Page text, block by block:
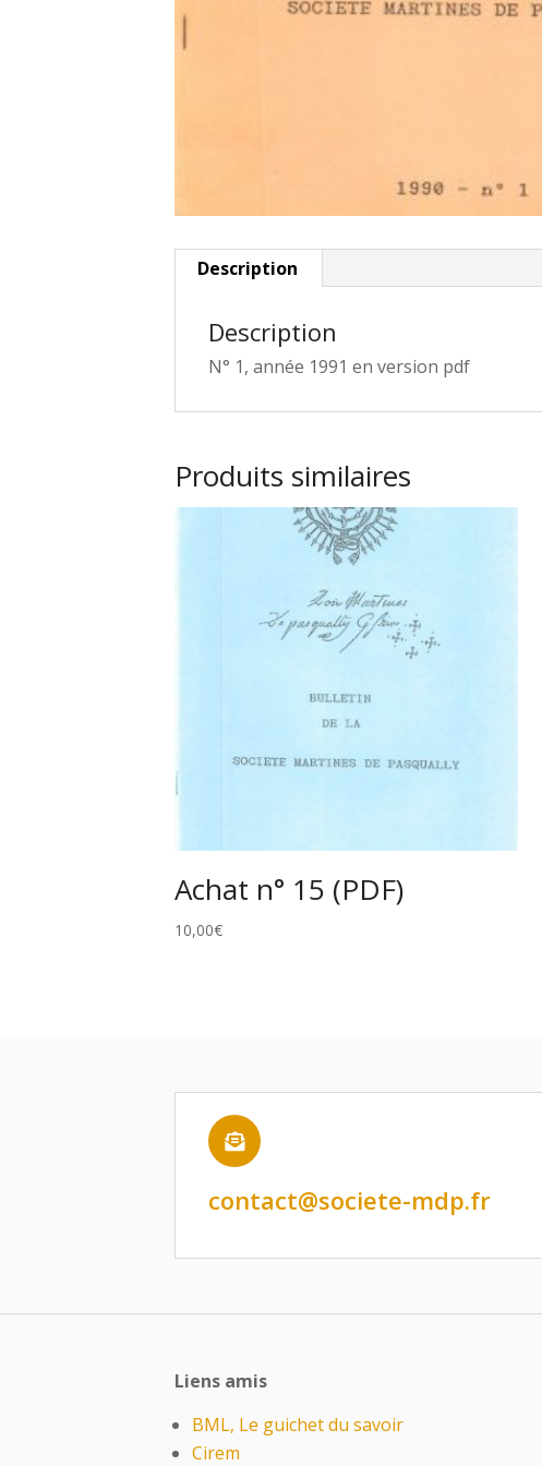
Description
Description
N° 1, année 1991 en version pdf
Produits similaires
Achat n° 15 (PDF)
10,00€

contact@societe-mdp.fr
Liens amis
BML, Le guichet du savoir
Cirem